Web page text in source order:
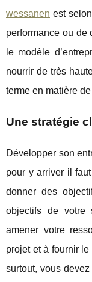
wessanen est
performance ou de
le modèle
nourrir de très
terme en matière de
Une stratégie
Développer son
pour y arriver il
donner des
objectifs de votre
amener votre
projet et à fournir
surtout, vous